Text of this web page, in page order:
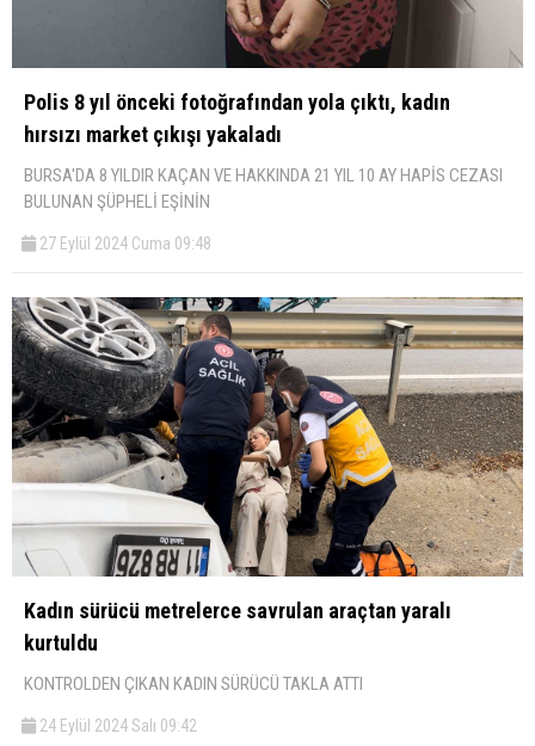
Polis 8 yıl önceki fotoğrafından yola çıktı, kadın
hırsızı market çıkışı yakaladı
BURSA'DA 8 YILDIR KAÇAN VE HAKKINDA 21 YIL 10 AY HAPİS CEZASI
BULUNAN ŞÜPHELİ EŞİNİN
27 Eylül 2024 Cuma 09:48
Kadın sürücü metrelerce savrulan araçtan yaralı
kurtuldu
KONTROLDEN ÇIKAN KADIN SÜRÜCÜ TAKLA ATTI
24 Eylül 2024 Salı 09:42